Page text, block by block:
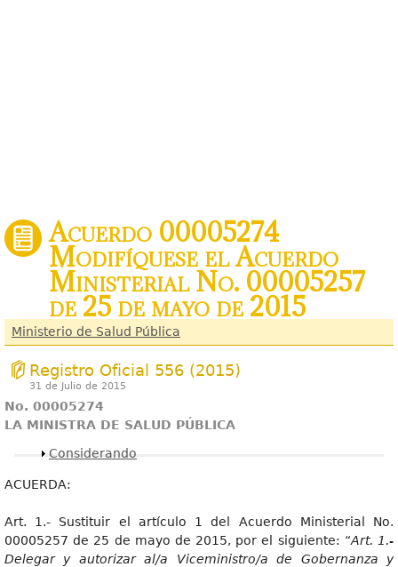
Acuerdo 00005274
Modifíquese el Acuerdo
Ministerial No. 00005257
de 25 de mayo de 2015
Ministerio de Salud Pública
Registro Oficial 556 (2015)
31 de Julio de 2015
No. 00005274
LA MINISTRA DE SALUD PÚBLICA
Mostrar
Considerando
ACUERDA:
Art. 1.- Sustituir el artículo 1 del Acuerdo Ministerial No.
00005257 de 25 de mayo de 2015, por el siguiente: “Art. 1.-
Delegar y autorizar al/a Viceministro/a de Gobernanza y